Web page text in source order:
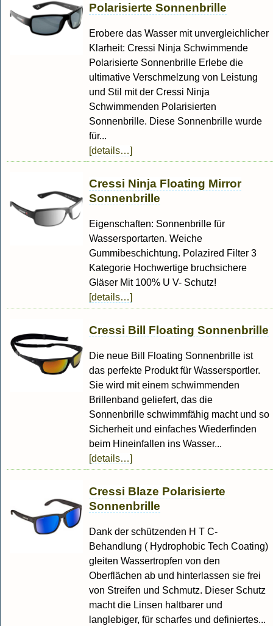
Polarisierte Sonnenbrille
Erobere das Wasser mit unvergleichlicher
Klarheit: Cressi Ninja Schwimmende
Polarisierte Sonnenbrille Erlebe die
ultimative Verschmelzung von Leistung
und Stil mit der Cressi Ninja
Schwimmenden Polarisierten
Sonnenbrille. Diese Sonnenbrille wurde
für...
[details…]
Cressi Ninja Floating Mirror
Sonnenbrille
Eigenschaften: Sonnenbrille für
Wassersportarten. Weiche
Gummibeschichtung. Polazired Filter 3
Kategorie Hochwertige bruchsichere
Gläser Mit 100% U V- Schutz!
[details…]
Cressi Bill Floating Sonnenbrille
Die neue Bill Floating Sonnenbrille ist
das perfekte Produkt für Wassersportler.
Sie wird mit einem schwimmenden
Brillenband geliefert, das die
Sonnenbrille schwimmfähig macht und so
Sicherheit und einfaches Wiederfinden
beim Hineinfallen ins Wasser...
[details…]
Cressi Blaze Polarisierte
Sonnenbrille
Dank der schützenden H T C-
Behandlung ( Hydrophobic Tech Coating)
gleiten Wassertropfen von den
Oberflächen ab und hinterlassen sie frei
von Streifen und Schmutz. Dieser Schutz
macht die Linsen haltbarer und
langlebiger, für scharfes und definiertes...